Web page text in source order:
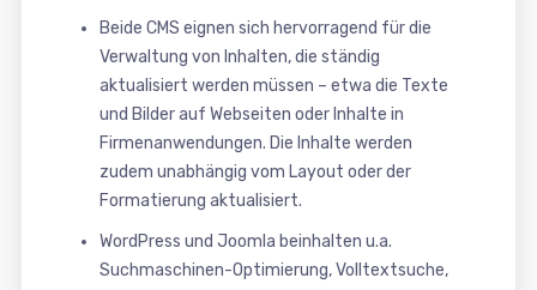
Beide CMS eignen sich hervorragend für die
Verwaltung von Inhalten, die ständig
aktualisiert werden müssen – etwa die Texte
und Bilder auf Webseiten oder Inhalte in
Firmenanwendungen. Die Inhalte werden
zudem unabhängig vom Layout oder der
Formatierung aktualisiert.
WordPress und Joomla beinhalten u.a.
Suchmaschinen-Optimierung, Volltextsuche,